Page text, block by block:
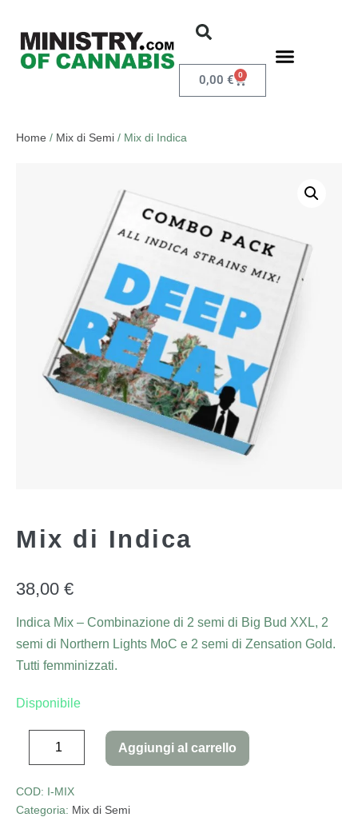
0,00 € 0
Home / Mix di Semi / Mix di Indica
Mix di Indica
38,00 €
Indica Mix – Combinazione di 2 semi di Big Bud XXL, 2
semi di Northern Lights MoC e 2 semi di Zensation Gold.
Tutti femminizzati.
Disponibile
Aggiungi al carrello
COD: I-MIX
Categoria: Mix di Semi